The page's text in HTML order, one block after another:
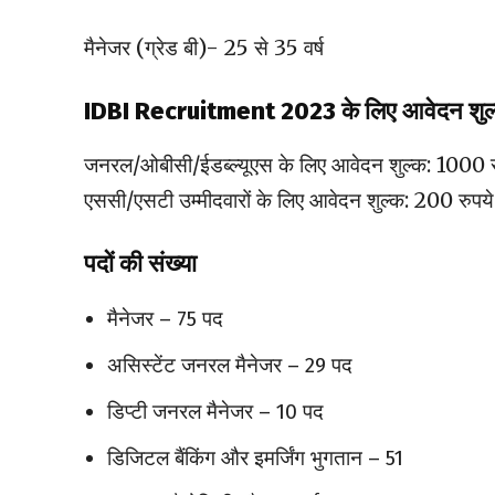
मैनेजर (ग्रेड बी)- 25 से 35 वर्ष
IDBI Recruitment 2023 के लिए आवेदन
जनरल/ओबीसी/ईडब्ल्यूएस के लिए आवेदन शुल्क: 1000
एससी/एसटी उम्मीदवारों के लिए आवेदन शुल्क: 200 रुपये
पदों की संख्या
मैनेजर – 75 पद
असिस्टेंट जनरल मैनेजर – 29 पद
डिप्टी जनरल मैनेजर – 10 पद
डिजिटल बैंकिंग और इमर्जिंग भुगतान – 51